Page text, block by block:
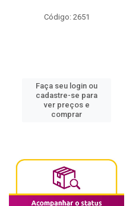
Código: 2651
Faça seu login ou
cadastre-se para
ver preços e
comprar